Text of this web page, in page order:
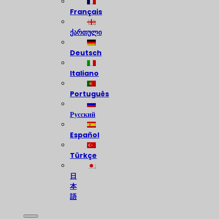
Français
ქართული
Deutsch
Italiano
Português
Русский
Español
Türkçe
日
本
語